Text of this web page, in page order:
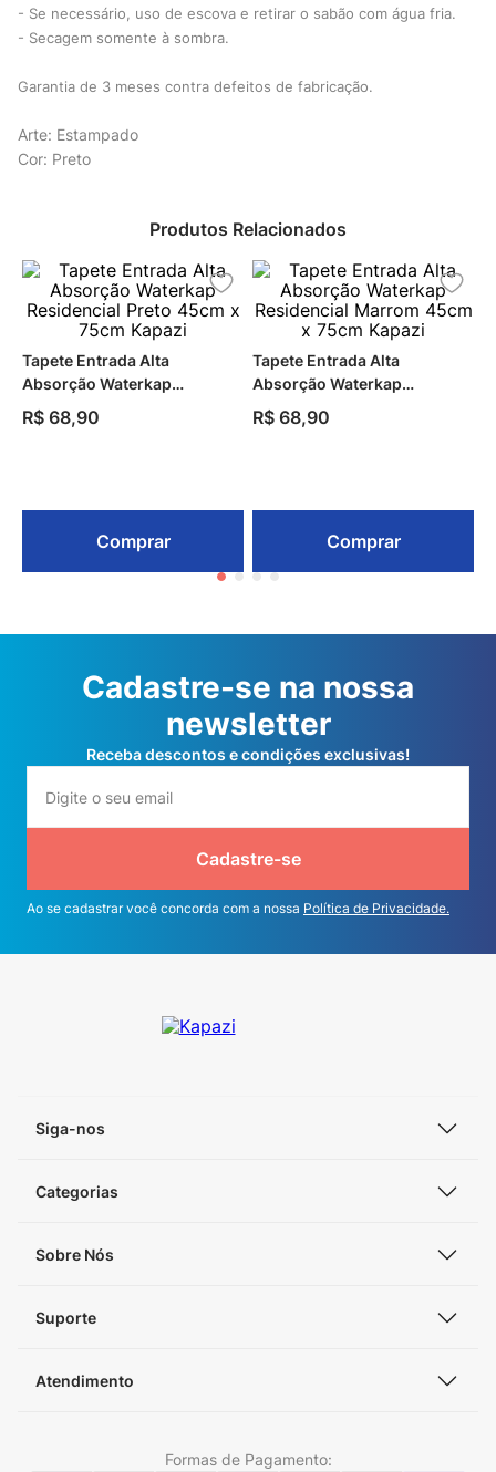
- Se necessário, uso de escova e retirar o sabão com água fria.
- Secagem somente à sombra.
Garantia de 3 meses contra defeitos de fabricação.
Arte: Estampado
Cor: Preto
Produtos Relacionados
Tapete Entrada Alta
Absorção Waterkap
Residencial Preto 45cm x
75cm Kapazi
R$ 68,90
Comprar
Tapete Entrada Alta
Absorção Waterkap
Residencial Marrom 45cm x
75cm Kapazi
R$ 68,90
Comprar
Cadastre-se na nossa
newsletter
Receba descontos e condições exclusivas!
Cadastre-se
Ao se cadastrar você concorda com a nossa Política de Privacidade.
Siga-nos
Categorias
Sobre Nós
Suporte
Atendimento
Formas de Pagamento: